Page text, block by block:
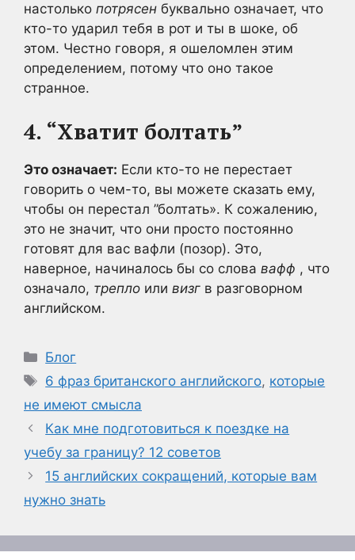
настолько потрясен буквально означает, что
кто-то ударил тебя в рот и ты в шоке, об
этом. Честно говоря, я ошеломлен этим
определением, потому что оно такое
странное.
4. “Хватит болтать”
Это означает: Если кто-то не перестает
говорить о чем-то, вы можете сказать ему,
чтобы он перестал ”болтать». К сожалению,
это не значит, что они просто постоянно
готовят для вас вафли (позор). Это,
наверное, начиналось бы со слова вафф , что
означало, трепло или визг в разговорном
английском.
Рубрики
Блог
Метки
6 фраз британского английского, которые
не имеют смысла
Как мне подготовиться к поездке на
учебу за границу? 12 советов
15 английских сокращений, которые вам
нужно знать